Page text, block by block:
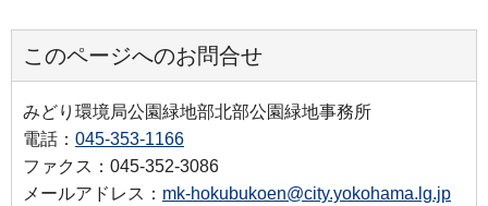
このページへのお問合せ
みどり環境局公園緑地部北部公園緑地事務所
電話： 045-353-1166
ファクス：045-352-3086
メールアドレス： mk-hokubukoen@city.yokohama.lg.jp